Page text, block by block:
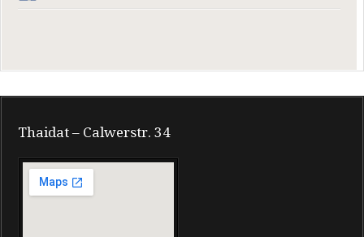
Thaidat – Calwerstr. 34